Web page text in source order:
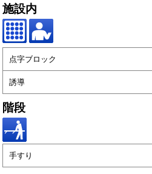
施設内
点字ブロック
誘導
階段
手すり